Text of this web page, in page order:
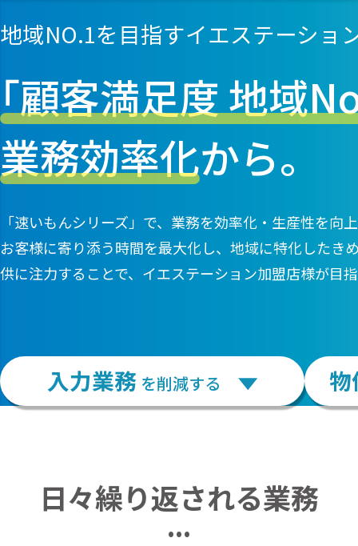
地域NO.1を目指すイエステーショ
｢顧客満足度 地域
業務効率化から。
「速いもんシリーズ」で、業務を効率化・生産性を向
お客様に寄り添う時間を最大化し、地域に特化したき
供に注力することで、 イエステーション加盟店様が目
入力業務 を削減する 物
日々繰り返される業務
...